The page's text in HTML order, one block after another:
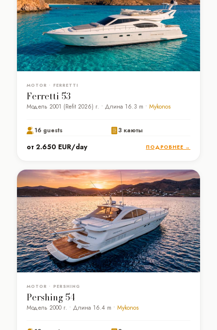
MOTOR • FERRETTI
Ferretti 53
Модель 2001 (Refit 2026) г. • Длина 16.3 m • Mykonos
16 guests 3 каюты
от 2.650 EUR/day ПОДРОБНЕЕ →
MOTOR • PERSHING
Pershing 54
Модель 2000 г. • Длина 16.4 m • Mykonos